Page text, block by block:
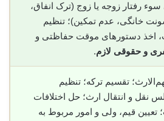
سوء رفتار زوجه یا زوج (ترک انفاق،
خانگی، عدم تمکین)؛ تنظیم
اخذ دستورهای موقت حفاظتی و
و حقوقی لازم.
تقسیم ترکه؛ تنظیم
نقل و انتقال ارث؛ حل اختلافات
تعیین قیم، ولی و امور مربوط به